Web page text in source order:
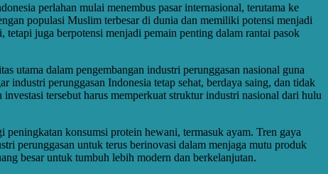
perlahan mulai menembus pasar internasional, terutama ke
populasi Muslim terbesar di dunia dan memiliki potensi menjadi
juga berpotensi menjadi pemain penting dalam rantai pasok
utama dalam pengembangan industri perunggasan nasional guna
industri perunggasan Indonesia tetap sehat, berdaya saing, dan tidak
tersebut harus memperkuat struktur industri nasional dari hulu
konsumsi protein hewani, termasuk ayam. Tren gaya
perunggasan untuk terus berinovasi dalam menjaga mutu produk
besar untuk tumbuh lebih modern dan berkelanjutan.